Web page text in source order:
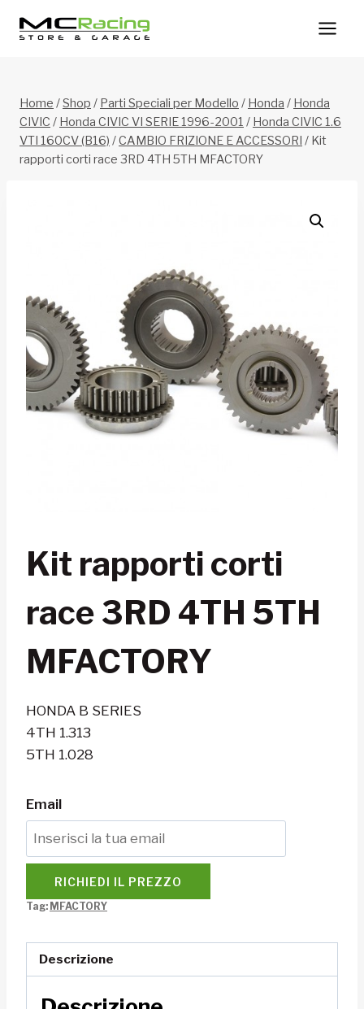
Home /Shop / Parti Speciali per Modello / Honda / Honda
CIVIC / Honda CIVIC VI SERIE 1996-2001 / Honda CIVIC 1.6
VTI 160CV (B16) /CAMBIO FRIZIONE E ACCESSORI / Kit
rapporti corti race 3RD 4TH 5TH MFACTORY
Kit rapporti corti
race 3RD 4TH 5TH
MFACTORY
HONDA B SERIES
4TH 1.313
5TH 1.028
Email
RICHIEDI IL PREZZO
Tag: MFACTORY
Descrizione